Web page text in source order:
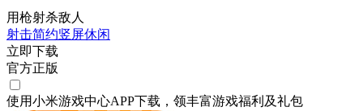
用枪射杀敌人
射击简约竖屏休闲
立即下载
官方正版
使用小米游戏中心APP下载 ，领丰富游戏福利 及礼包